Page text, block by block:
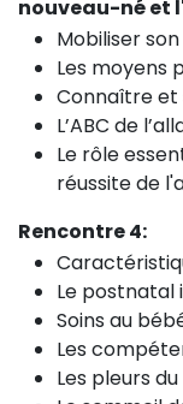
nouveau-né et
Mobiliser
Les moyens
Connaître et
L’ABC de
Le rôle
réussite de
Rencontre 4:
Le postnatal
Soins au
Les
Les pleurs